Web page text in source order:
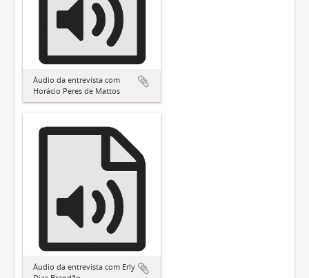
Áudio da entrevista com
Horácio Peres de Mattos
Áudio da entrevista com Erly